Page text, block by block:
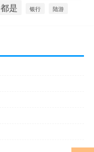
都是 银行 陆游